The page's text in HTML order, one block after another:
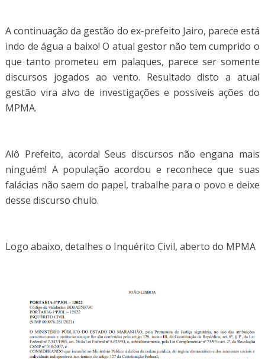
A continuação da gestão do ex-prefeito Jairo, parece está
indo de água a baixo! O atual gestor não tem cumprido o
que tanto prometeu em palaques, parece ser somente
discursos jogados ao vento. Resultado disto a atual
gestão vira alvo de investigações e possíveis ações do
MPMA.
Alô Prefeito, acorda! Seus discursos não engana mais
ninguém! A população acordou e reconhece que suas
falácias não saem do papel, trabalhe para o povo e deixe
desse discurso chulo.
Logo abaixo, detalhes o Inquérito Civil, aberto do MPMA